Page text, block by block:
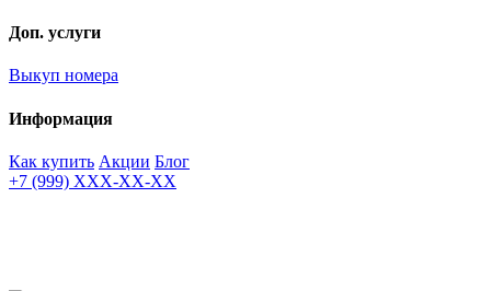
Доп. услуги
Выкуп номера
Информация
Как купить Акции Блог
+7 (999) XXX-XX-XX